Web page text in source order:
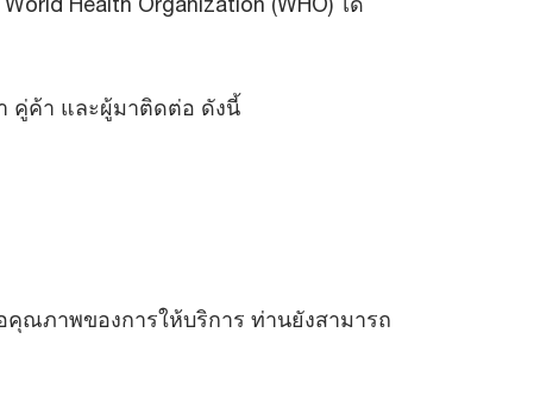
คู่ค้า และผู้มาติดต่อ ดังนี้
ณภาพของการให้บริการ ท่านยังสามารถ